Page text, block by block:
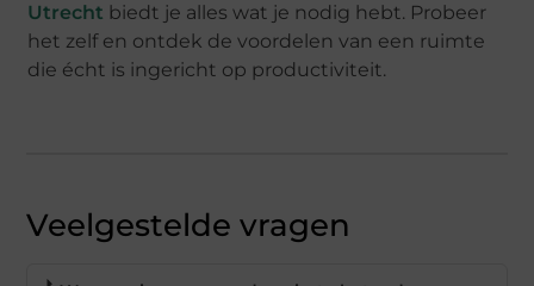
Utrecht biedt je alles wat je nodig hebt. Probeer
het zelf en ontdek de voordelen van een ruimte
die écht is ingericht op productiviteit.
Veelgestelde vragen